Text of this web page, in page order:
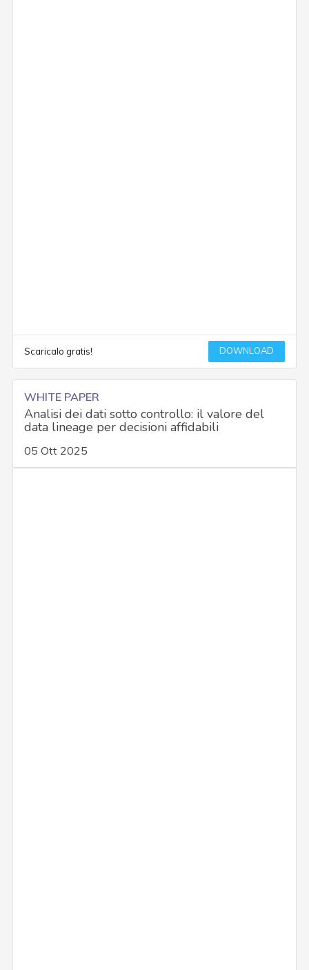
Scaricalo gratis! DOWNLOAD
WHITE PAPER
Analisi dei dati sotto controllo: il valore del
data lineage per decisioni affidabili
05 Ott 2025